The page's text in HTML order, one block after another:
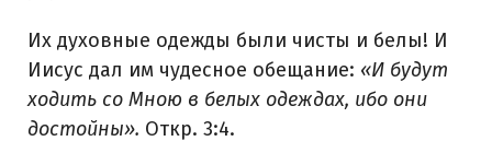
Их духовные одежды были чисты и белы! И
Иисус дал им чудесное обещание: «И будут
ходить со Мною в белых одеждах, ибо они
достойны». Откр. 3:4.